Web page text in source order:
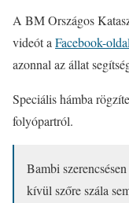
A BM Országos
videót a Facebook-
azonnal az állat
Speciális hámba
folyópartról.
Bambi
kívül szőre szála